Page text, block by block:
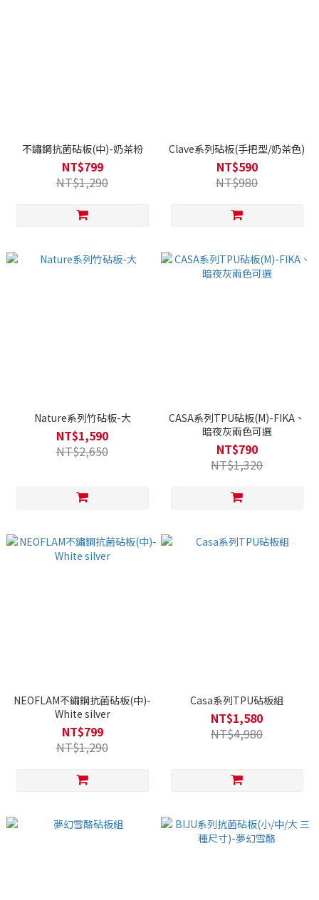
不鏽鋼抗菌砧板(中)-奶茶粉
NT$799
NT$1,290
Clave系列砧板(手把型/奶茶色)
NT$590
NT$980
Nature系列竹砧板-大
NT$1,590
NT$2,650
CASA系列TPU砧板(M)-FIKA、
暗夜灰兩色可選
NT$790
NT$1,320
NEOFLAM不鏽鋼抗菌砧板(中)-
White silver
NT$799
NT$1,290
Casa系列TPU砧板組
NT$1,580
NT$4,980